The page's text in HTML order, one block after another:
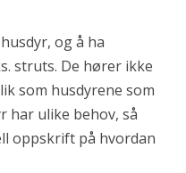
og å ha
struts. De hører ikke
som husdyrene som
har ulike behov, så
oppskrift på hvordan